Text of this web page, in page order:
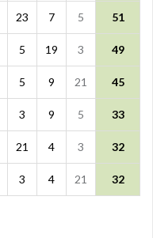
23 7 5 51
5 19 3 49
5 9 21 45
3 9 5 33
21 4 3 32
3 4 21 32